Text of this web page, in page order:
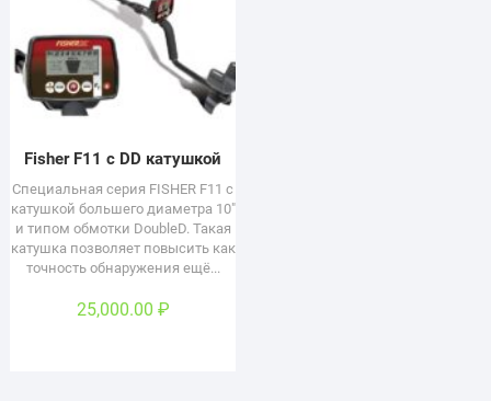
Fisher F11 c DD катушкой
Специальная серия FISHER F11 с
катушкой большего диаметра 10"
и типом обмотки DoubleD. Такая
катушка позволяет повысить как
точность обнаружения ещё...
25,000.00 ₽